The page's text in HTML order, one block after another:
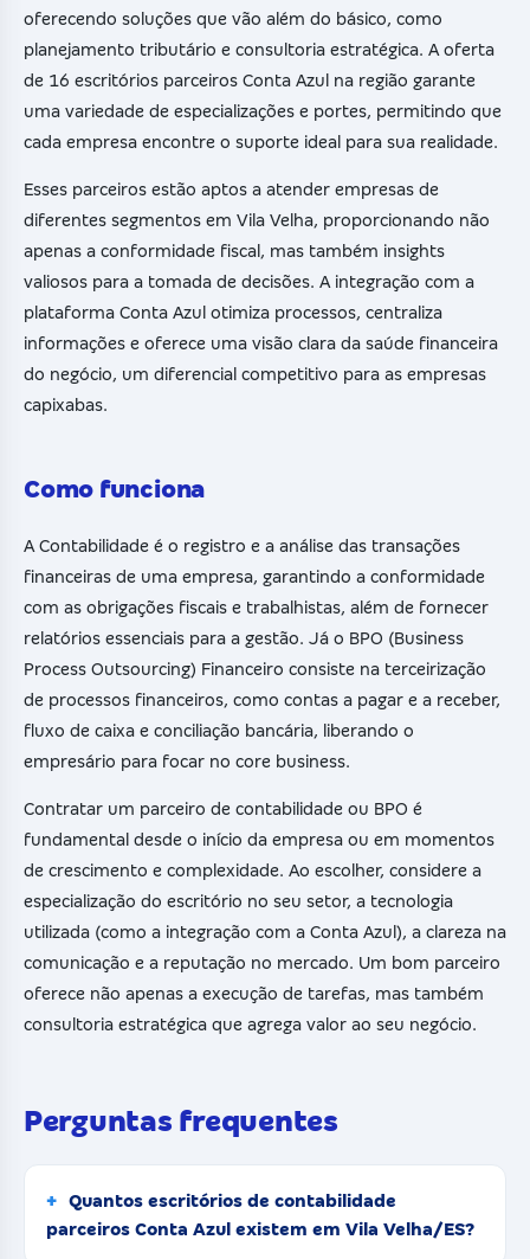
oferecendo soluções que vão além do básico, como
planejamento tributário e consultoria estratégica. A oferta
de 16 escritórios parceiros Conta Azul na região garante
uma variedade de especializações e portes, permitindo que
cada empresa encontre o suporte ideal para sua realidade.
Esses parceiros estão aptos a atender empresas de
diferentes segmentos em Vila Velha, proporcionando não
apenas a conformidade fiscal, mas também insights
valiosos para a tomada de decisões. A integração com a
plataforma Conta Azul otimiza processos, centraliza
informações e oferece uma visão clara da saúde financeira
do negócio, um diferencial competitivo para as empresas
capixabas.
Como funciona
A Contabilidade é o registro e a análise das transações
financeiras de uma empresa, garantindo a conformidade
com as obrigações fiscais e trabalhistas, além de fornecer
relatórios essenciais para a gestão. Já o BPO (Business
Process Outsourcing) Financeiro consiste na terceirização
de processos financeiros, como contas a pagar e a receber,
fluxo de caixa e conciliação bancária, liberando o
empresário para focar no core business.
Contratar um parceiro de contabilidade ou BPO é
fundamental desde o início da empresa ou em momentos
de crescimento e complexidade. Ao escolher, considere a
especialização do escritório no seu setor, a tecnologia
utilizada (como a integração com a Conta Azul), a clareza na
comunicação e a reputação no mercado. Um bom parceiro
oferece não apenas a execução de tarefas, mas também
consultoria estratégica que agrega valor ao seu negócio.
Perguntas frequentes
Quantos escritórios de contabilidade
parceiros Conta Azul existem em Vila Velha/ES?